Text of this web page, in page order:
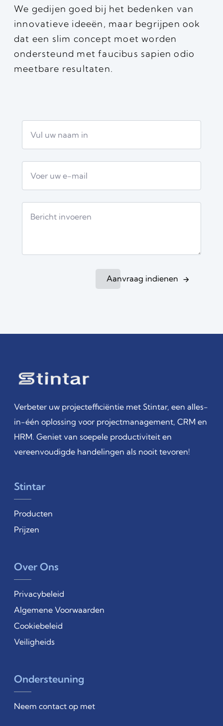
We gedijen goed bij het bedenken van
innovatieve ideeën, maar begrijpen ook
dat een slim concept moet worden
ondersteund met faucibus sapien odio
meetbare resultaten.
Aanvraag indienen
Verbeter uw projectefficiëntie met Stintar, een alles-
in-één oplossing voor projectmanagement, CRM en
HRM. Geniet van soepele productiviteit en
vereenvoudigde handelingen als nooit tevoren!
Stintar
Producten
Prijzen
Over Ons
Privacybeleid
Algemene Voorwaarden
Cookiebeleid
Veiligheids
Ondersteuning
Neem contact op met